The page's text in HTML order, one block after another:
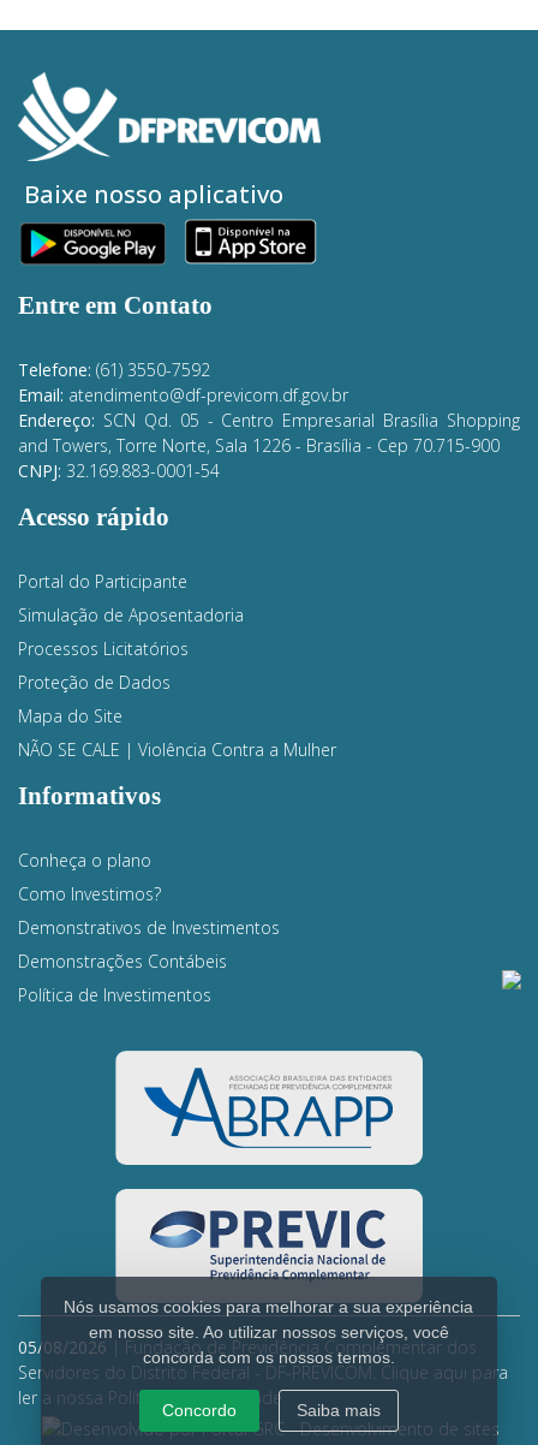
Baixe nosso aplicativo
Entre em Contato
Telefone: (61) 3550-7592
Email: atendimento@df-previcom.df.gov.br
Endereço: SCN Qd. 05 - Centro Empresarial Brasília Shopping
and Towers, Torre Norte, Sala 1226 - Brasília - Cep 70.715-900
CNPJ: 32.169.883-0001-54
Acesso rápido
Portal do Participante
Simulação de Aposentadoria
Processos Licitatórios
Proteção de Dados
Mapa do Site
NÃO SE CALE | Violência Contra a Mulher
Informativos
Conheça o plano
Como Investimos?
Demonstrativos de Investimentos
Demonstrações Contábeis
Política de Investimentos
05/08/2026 | Fundação de Previdência Complementar dos
Servidores do Distrito Federal - DF-PREVICOM. Clique aqui para
ler a nossa Política de Privacidade
Nós usamos cookies para melhorar a sua experiência
em nosso site. Ao utilizar nossos serviços, você
concorda com os nossos termos.
Concordo Saiba mais